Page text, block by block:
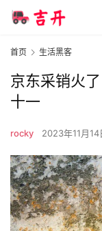
首页 生活黑客
京东采销火
十一
rocky 2023年11月